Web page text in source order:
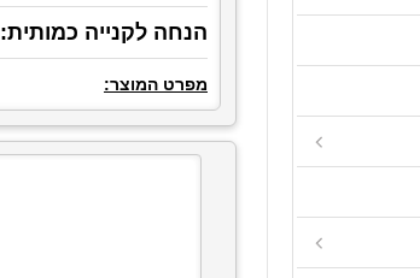
הנחה לקנייה כמותית:
מפרט המוצר: